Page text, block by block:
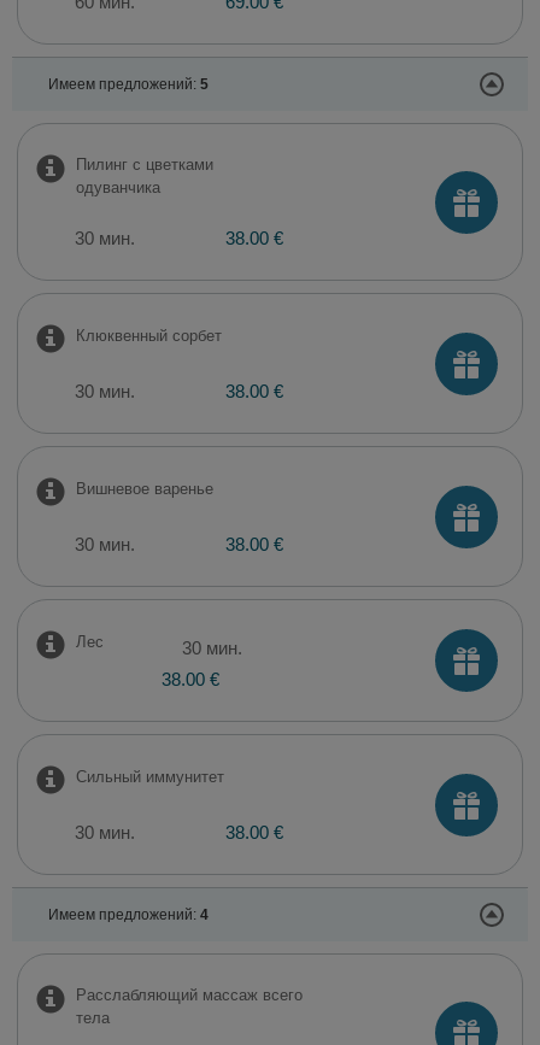
Имеем предложений: 5
Пилинг с цветками
одуванчика
30 мин. 38.00 €
Клюквенный сорбет
30 мин. 38.00 €
Вишневое варенье
30 мин. 38.00 €
Лес
30 мин.
38.00 €
Сильный иммунитет
30 мин. 38.00 €
Имеем предложений: 4
Расслабляющий массаж всего
тела